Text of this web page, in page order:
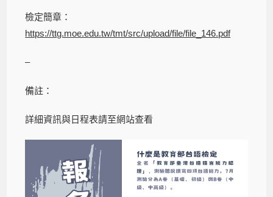
檢定簡章：
https://ttg.moe.edu.tw/tmt/src/upload/file/file_146.pdf
–
備註：
詳細資訊與日程表請至網站查看